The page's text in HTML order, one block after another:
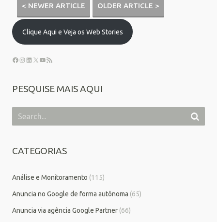
< NEWER ARTICLE OLDER ARTICLE >
Clique Aqui e Veja os Web Stories
PESQUISE MAIS AQUI
CATEGORIAS
Análise e Monitoramento (115)
Anuncia no Google de forma autônoma (65)
Anuncia via agência Google Partner (66)